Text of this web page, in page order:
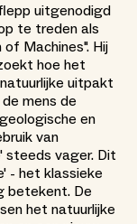
uitgenodigd
te treden als
Machines". Hij
hoe het
uitpakt
mens de
en
van
steeds vager. Dit
- het klassieke
betekent. De
het natuurlijke